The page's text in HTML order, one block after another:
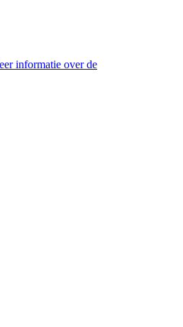
informatie over de